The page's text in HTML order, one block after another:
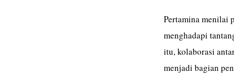
Pertamina menilai
menghadapi
itu, kolaborasi
menjadi bagian